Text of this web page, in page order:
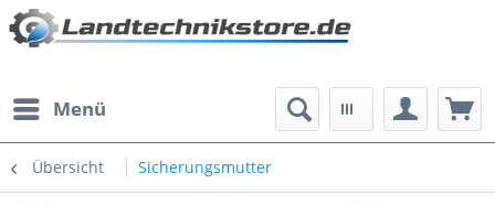
Menü
Übersicht Sicherungsmutter